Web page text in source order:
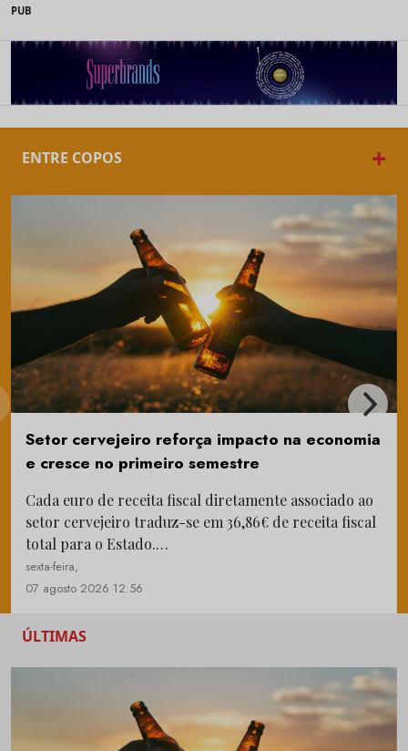
PUB
ENTRE COPOS +
Setor cervejeiro reforça impacto na economia
e cresce no primeiro semestre
Cada euro de receita fiscal diretamente associado ao
setor cervejeiro traduz-se em 36,86€ de receita fiscal
total para o Estado.…
sexta-feira,
07 agosto 2026 12:56
ÚLTIMAS